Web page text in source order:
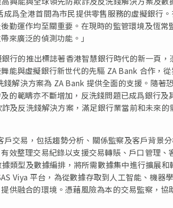
爲全港首間為市民提供零售服務的虛擬銀行
勤運作均至關重要。在現時的監管環境及恆常
來廣泛的偵測功能。」
行的推出標誌著香港智慧銀行時代的新一頁
能與虛擬銀行新世代的先驅 ZA Bank 合作，
解決方案為 ZA Bank 提供全面的支援。隨著
的範疇亦不斷增加，反洗錢問題已成爲銀行
及反洗錢解決方案，滿足銀行業當前和未來
戶交易，包括趨勢分析、關係監察及客戶背景
效整理交易紀錄以支援交易轉賬、戶口管理
類型及數據編排，將所需數據集中進行擴展
Viya 平台，為從數據存取到人工智能、機器
供融合的環境。憑藉風險為本的交易監察，協